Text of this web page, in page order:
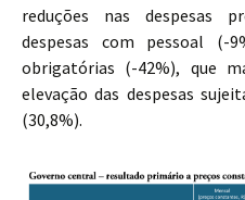
reduções nas despesas
despesas com pessoal (-
obrigatórias (-42%), que
elevação das despesas
(30,8%).